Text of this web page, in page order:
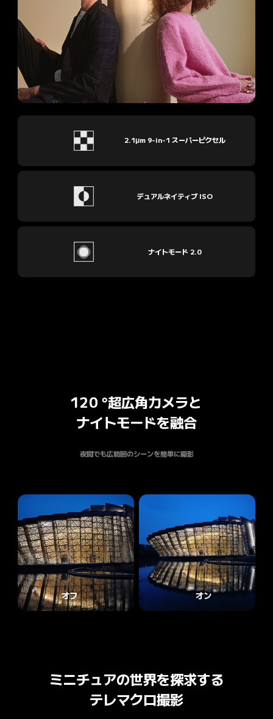
2.1μm 9-in-1 スーパーピクセル
デュアルネイティブ ISO
ナイトモード 2.0
120 °超広角カメラと
ナイトモードを融合
夜間でも広範囲のシーンを簡単に撮影
オフ オン
ミニチュアの世界を探求する
テレマクロ撮影